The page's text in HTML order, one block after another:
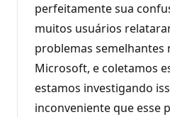
perfeitamente sua
muitos usuários
problemas semelhantes
Microsoft, e coletamos
estamos investigando
inconveniente que esse